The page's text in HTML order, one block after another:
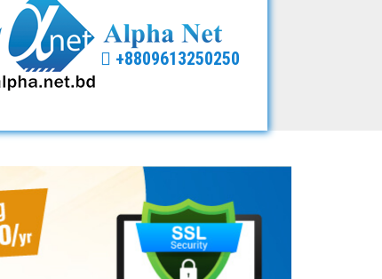
+8809613250250